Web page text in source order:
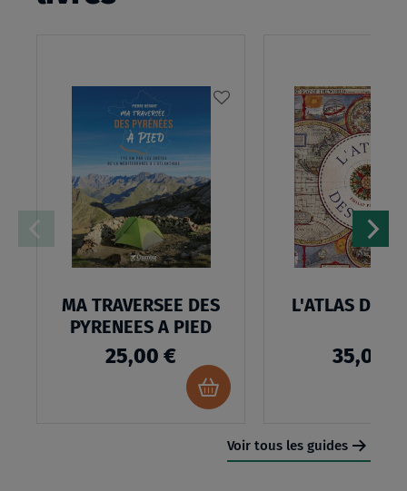
MA TRAVERSEE DES
PYRENEES A PIED
25,00 €
Ajouter
au
L'ATLAS DES
35,00 €
Voir tous les guides